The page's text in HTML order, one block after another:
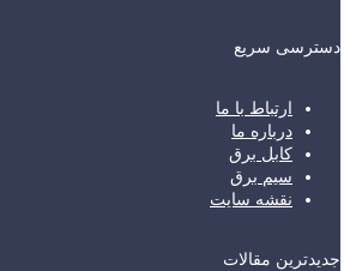
دسترسی سریع
ارتباط با ما
درباره ما
کابل برق
سیم برق
نقشه سایت
جدیدترین مقالات